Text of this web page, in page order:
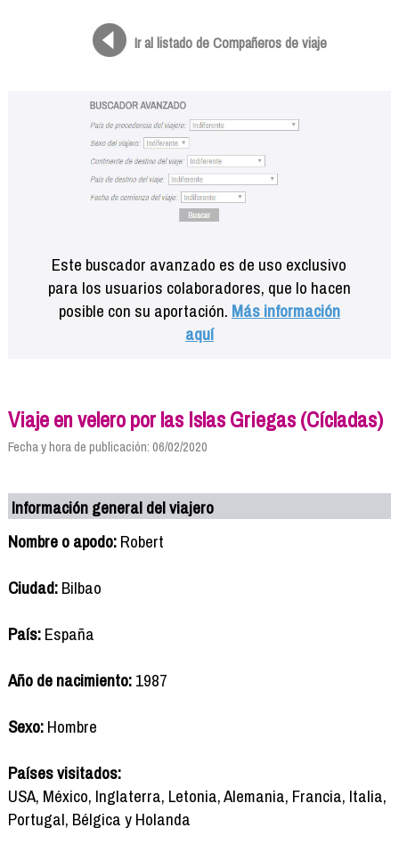
Ir al listado de Compañeros de viaje
Este buscador avanzado es de uso exclusivo
para los usuarios colaboradores, que lo hacen
posible con su aportación. Más información
aquí
Viaje en velero por las Islas Griegas (Cícladas)
Fecha y hora de publicación: 06/02/2020
Información general del viajero
Nombre o apodo:Robert
Ciudad:Bilbao
País:España
Año de nacimiento:1987
Sexo:Hombre
Países visitados:
USA, México, Inglaterra, Letonia, Alemania, Francia, Italia,
Portugal, Bélgica y Holanda